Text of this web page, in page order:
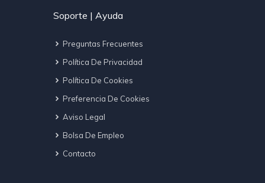
Soporte | Ayuda
Preguntas Frecuentes
Política De Privacidad
Política De Cookies
Preferencia De Cookies
Aviso Legal
Bolsa De Empleo
Contacto